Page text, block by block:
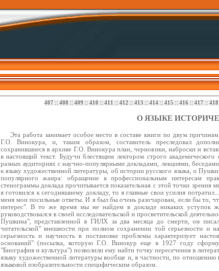
407:: 408 :: 409 :: 410 :: 411 :: 412 :: 413 :: 414:: 415 :: 416 :: 417:: 418
О ЯЗЫКЕ
Эта работа занимает особое место в составе книги по двум
Г.О. Винокура, и, таким образом, составитель преследовал
сохранившиеся в архиве Г.О. Винокура план, черновики, наброски и
в настоящий текст. Будучи блестящим лектором строго
разных аудиториях с научно-популярными докладами, лекциями,
к языку художественной литературы, об истории русского языка, о
популярного жанра: обращение к профессиональным интересам
стенограммы доклада прочитывается показательная с этой точки
я готовился к сегодняшнему докладу, то я главные свои усилия
меня мои посильные ответы. И я был бы очень разочарован, если бы то,
интерес". В то же время мы не найдем в докладе никаких уступок
руководствовался в своей исследовательской и просветительской
Пушкина", представленной в ГИЛХ за два месяца до смерти, он
читательской" внешности при полном сохранении той серьезности
серьезность и научность в постановке проблемы характеризует
оснований" (посылка, которую Г.О. Винокур еще в 1927 году
"Биография и культура") позволили ему найти точку пересечения в
языку художественной литературы вообще и, в частности, по
языковой изобразительности специфическим образом.